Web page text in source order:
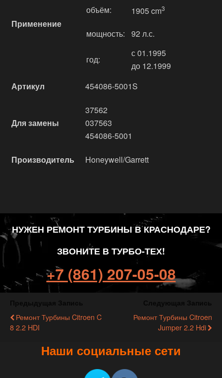
Применение
объём: 1905 cm3
мощность: 92 л.с.
год:
с 01.1995
до 12.1999
Артикул
454086-5001S
Для замены
37562
037563
454086-5001
Производитель Honeywell/Garrett
НУЖЕН РЕМОНТ ТУРБИНЫ В КРАСНОДАРЕ?
ЗВОНИТЕ В ТУРБО-ТЕХ!
+7 (861) 207-05-08
Ремонт Турбины Citroen C
8 2.2 HDI
Ремонт Турбины Citroen
Jumper 2.2 Hdi
Наши социальные сети